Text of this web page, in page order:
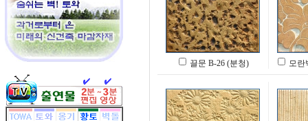
끌문 B-26 (분청) 모란